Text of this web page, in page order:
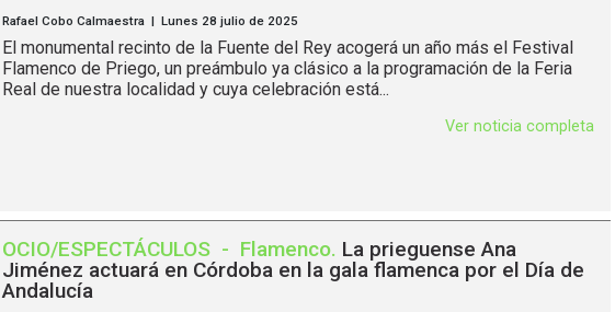
Rafael Cobo Calmaestra | Lunes 28 julio de 2025
El monumental recinto de la Fuente del Rey acogerá un año más el Festival
Flamenco de Priego, un preámbulo ya clásico a la programación de la Feria
Real de nuestra localidad y cuya celebración está...
Ver noticia completa
OCIO/ESPECTÁCULOS - Flamenco. La prieguense Ana
Jiménez actuará en Córdoba en la gala flamenca por el Día de
Andalucía